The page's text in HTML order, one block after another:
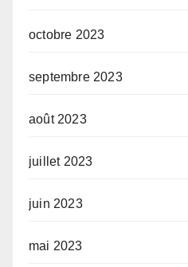
octobre 2023
septembre 2023
août 2023
juillet 2023
juin 2023
mai 2023